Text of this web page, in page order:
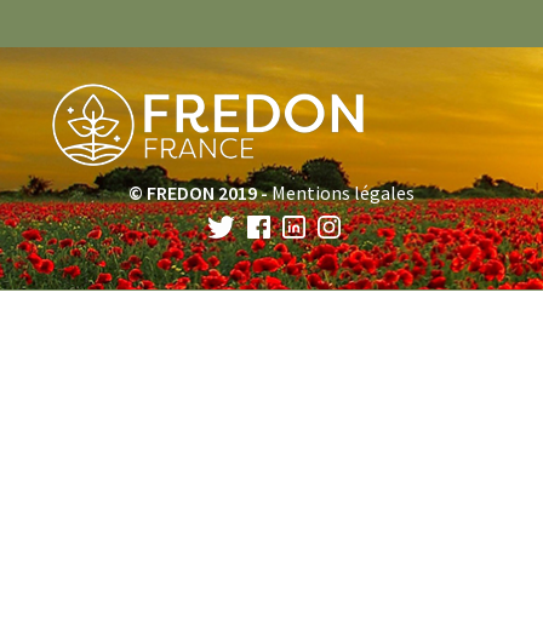
© FREDON 2019 -Mentions légales